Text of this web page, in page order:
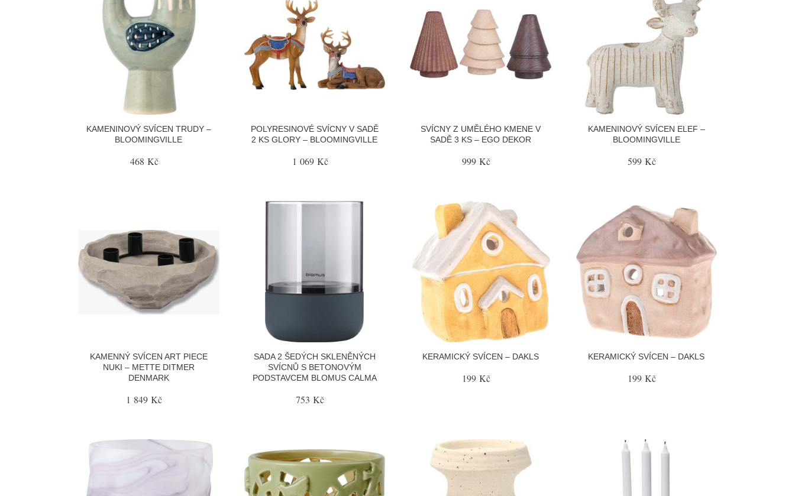
KAMENINOVÝ SVÍCEN TRUDY –
BLOOMINGVILLE
468 Kč
POLYRESINOVÉ SVÍCNY V SADĚ
2 KS GLORY – BLOOMINGVILLE
1 069 Kč
SVÍCNY Z UMĚLÉHO KMENE V
SADĚ 3 KS – EGO DEKOR
999 Kč
KAMENINOVÝ SVÍCEN ELEF –
BLOOMINGVILLE
599 Kč
KAMENNÝ SVÍCEN ART PIECE
NUKI – METTE DITMER
DENMARK
1 849 Kč
SADA 2 ŠEDÝCH SKLENĚNÝCH
SVÍCNŮ S BETONOVÝM
PODSTAVCEM BLOMUS CALMA
753 Kč
KERAMICKÝ SVÍCEN – DAKLS
199 Kč
KERAMICKÝ SVÍCEN – DAKLS
199 Kč